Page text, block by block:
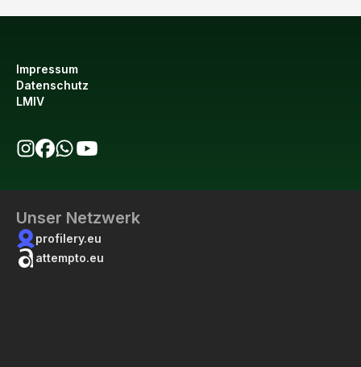
Impressum
Datenschutz
LMIV
Unser Netzwerk
profilery.eu
attempto.eu